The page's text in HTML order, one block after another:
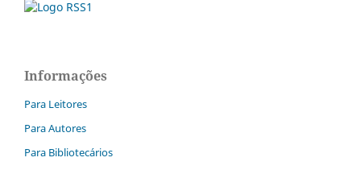
Informações
Para Leitores
Para Autores
Para Bibliotecários